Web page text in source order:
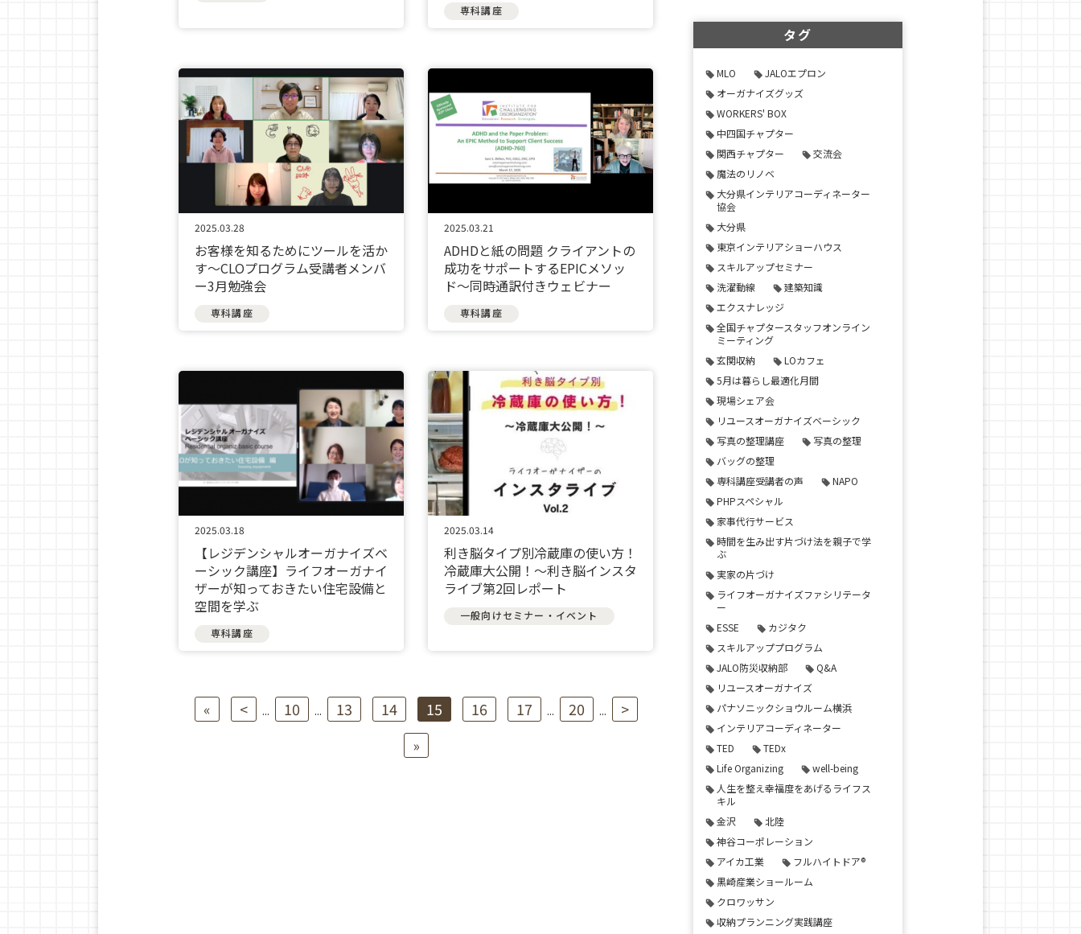
専科講座
2025.03.28
お客様を知るためにツールを活か
す〜CLOプログラム受講者メンバ
ー3月勉強会
専科講座
2025.03.21
ADHDと紙の問題 クライアントの
成功をサポートするEPICメソッ
ド〜同時通訳付きウェビナー
専科講座
2025.03.18
【レジデンシャルオーガナイズベ
ーシック講座】ライフオーガナイ
ザーが知っておきたい住宅設備と
空間を学ぶ
専科講座
2025.03.14
利き脳タイプ別冷蔵庫の使い方！
冷蔵庫大公開！～利き脳インスタ
ライブ第2回レポート
一般向けセミナー・イベント
« < ... 10 ... 13 14 15 16 17 ... 20 ...
>
»
タグ
MLO
JALOエプロン
オーガナイズグッズ
WORKERS' BOX
中四国チャプター
関西チャプター
交流会
魔法のリノベ
大分県インテリアコーディネーター
協会
大分県
東京インテリアショーハウス
スキルアップセミナー
洗濯動線
建築知識
エクスナレッジ
全国チャプタースタッフオンライン
ミーティング
玄関収納
LOカフェ
5月は暮らし最適化月間
現場シェア会
リユースオーガナイズベーシック
写真の整理講座
写真の整理
バッグの整理
専科講座受講者の声
NAPO
PHPスペシャル
家事代行サービス
時間を生み出す片づけ法を親子で学
ぶ
実家の片づけ
ライフオーガナイズファシリテータ
ー
ESSE
カジタク
スキルアッププログラム
JALO防災収納部
Q&A
リユースオーガナイズ
パナソニックショウルーム横浜
インテリアコーディネーター
TED
TEDx
Life Organizing
well-being
人生を整え幸福度をあげるライフス
キル
金沢
北陸
神谷コーポレーション
アイカ工業
フルハイトドア®
黒崎産業ショールーム
クロワッサン
収納プランニング実践講座